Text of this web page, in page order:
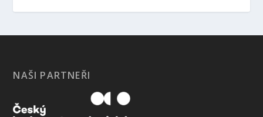
NAŠI PARTNEŘI